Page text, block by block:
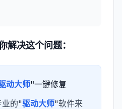
解决这个问题：
动大师"一键修复
业的"驱动大师"软件来